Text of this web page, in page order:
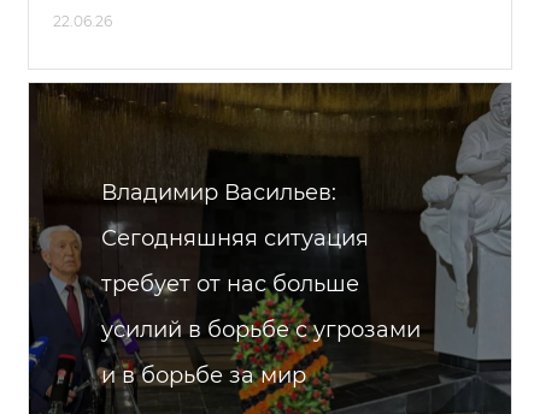
22.06.26
Владимир Васильев:
Сегодняшняя ситуация
требует от нас больше
усилий в борьбе с угрозами
и в борьбе за мир